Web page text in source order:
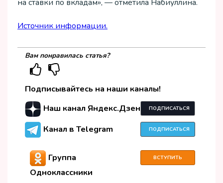
на ставки по вкладам», — отметила Набиуллина.
Источник информации.
Вам понравилась статья?
Подписывайтесь на наши каналы!
Наш канал Яндекс.Дзен
ПОДПИСАТЬСЯ
Канал в Telegram ПОДПИСАТЬСЯ
Группа
Одноклассники
ВСТУПИТЬ